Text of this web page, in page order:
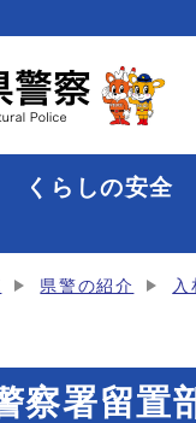
くらしの安全
県警の紹介 入
察署留